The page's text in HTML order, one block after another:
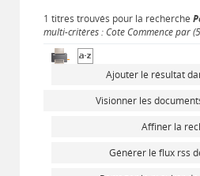
1 titres trouvés pour la recherche
multi-critères : Cote Commence par
Ajouter le résultat
Visionner les
Affiner la
Générer le flux rss